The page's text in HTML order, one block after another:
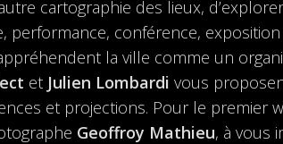
cartographie des lieux,
performance, conférence,
la ville comme un
et Julien Lombardi vous
et projections. Pour le premier
Geoffroy Mathieu, à vous